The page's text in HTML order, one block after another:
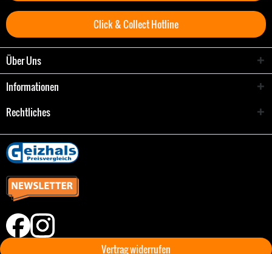
Click & Collect Hotline
Über Uns
Informationen
Rechtliches
Vertrag widerrufen